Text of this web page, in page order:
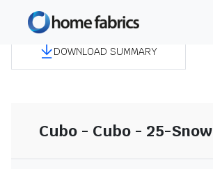
DOWNLOAD SUMMARY
Cubo - Cubo - 25-Snow